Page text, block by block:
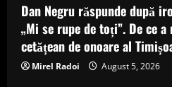
Dan Negru răspunde după
„Mi se rupe de toți”. De ce
cetățean de onoare al
Mirel Radoi August 5, 2026